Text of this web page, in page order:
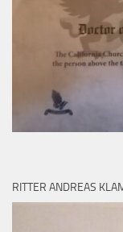
RITTER ANDREAS